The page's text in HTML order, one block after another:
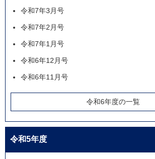
令和7年3月号
令和7年2月号
令和7年1月号
令和6年12月号
令和6年11月号
令和6年度の一覧
令和5年度